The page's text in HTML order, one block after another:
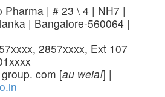
Pharma | # 23 \ 4 | NH7 |
| Bangalore-560064 |
2857xxxx, Ext 107
com [au weia!] |